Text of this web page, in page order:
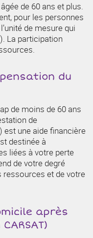
de 60 ans et plus.
pour les personnes
de mesure qui
La participation
du
de moins de 60 ans
de
est une aide financière
destinée à
liées à votre perte
de votre degré
ressources et de votre
après